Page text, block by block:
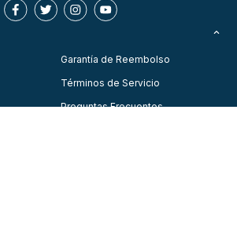
Garantía de Reembolso
Términos de Servicio
Preguntas Frecuentes